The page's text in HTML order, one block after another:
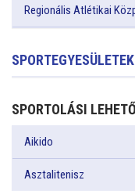
Regionális Atlétikai
SPORTOLÁSI
Aikido
Asztalitenisz